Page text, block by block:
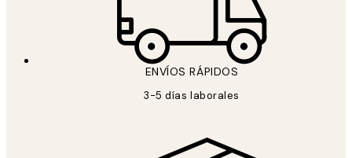
ENVÍOS RÁPIDOS
3-5 días laborales